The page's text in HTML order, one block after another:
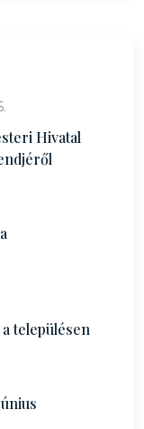
Hivatal
településen